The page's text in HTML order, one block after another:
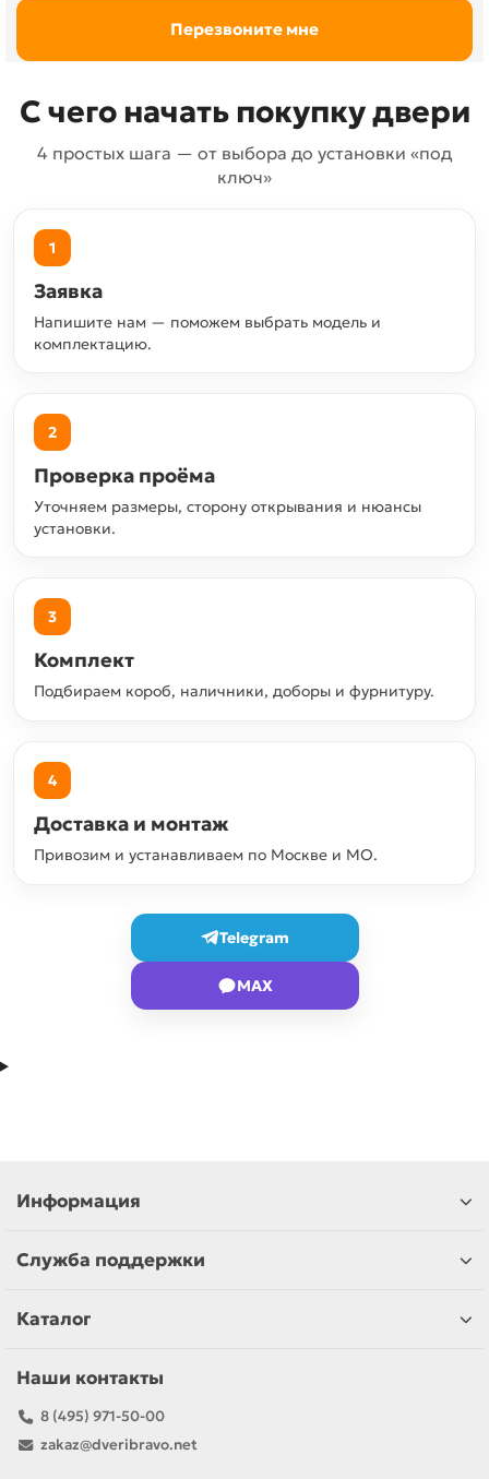
С чего начать покупку двери
4 простых шага — от выбора до установки «под
ключ»
1
Заявка
Напишите нам — поможем выбрать модель и
комплектацию.
2
Проверка проёма
Уточняем размеры, сторону открывания и нюансы
установки.
3
Комплект
Подбираем короб, наличники, доборы и фурнитуру.
4
Доставка и монтаж
Привозим и устанавливаем по Москве и МО.
Telegram
MAX
Информация
Служба поддержки
Каталог
Наши контакты
8 (495) 971-50-00
zakaz@dveribravo.net